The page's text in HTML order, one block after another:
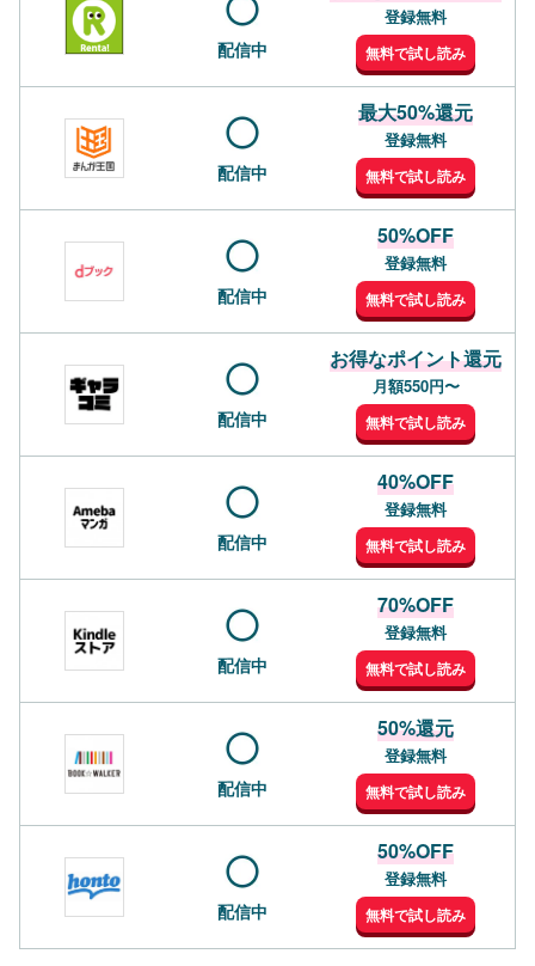
配信中
登録無料
無料で試し読み
配信中
最大50%還元
登録無料
無料で試し読み
配信中
50%OFF
登録無料
無料で試し読み
配信中
お得なポイント還元
月額550円〜
無料で試し読み
配信中
40%OFF
登録無料
無料で試し読み
配信中
70%OFF
登録無料
無料で試し読み
配信中
50%還元
登録無料
無料で試し読み
配信中
50%OFF
登録無料
無料で試し読み